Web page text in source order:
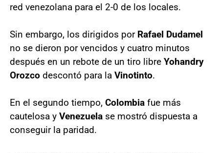
red venezolana para el 2-0 de los locales.
Sin embargo, los dirigidos por Rafael Dudamel
no se dieron por vencidos y cuatro minutos
después en un rebote de un tiro libre Yohandry
Orozco descontó para la Vinotinto.
En el segundo tiempo, Colombia fue más
cautelosa y Venezuela se mostró dispuesta a
conseguir la paridad.